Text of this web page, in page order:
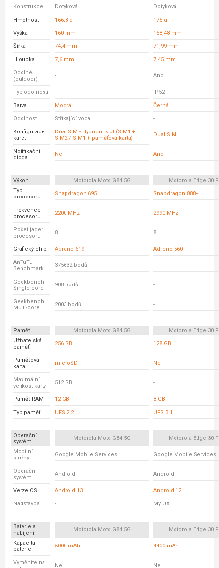
Konstrukce Dotyková Dotyková
Hmotnost 166,8 g 175 g
Výška 160 mm 158,48 mm
Šířka 74,4 mm 71,99 mm
Hloubka 7,6 mm 7,45 mm
Odolné
(outdoor)
- Ano
Typ odolnosti - IP52
Barva Modrá Černá
Odolnost Stříkající voda -
Konfigurace
karet
Dual SIM - Hybridní slot (SIM1 +
SIM2 / SIM1 + paměťová karta)
Dual SIM
Notifikační
dioda
Ne Ano
Výkon Motorola Moto G84 5G
Motorola Edge 30
Typ
procesoru
Snapdragon 695 Snapdragon 888+
Frekvence
procesoru
2200 MHz 2990 MHz
Počet jader
procesoru
8 8
Grafický chip Adreno 619 Adreno 660
AnTuTu
Benchmark
375632 bodů -
Geekbench
Single-core
908 bodů -
Geekbench
Multi-core
2003 bodů -
Paměť Motorola Moto G84 5G
Motorola Edge 30
Uživatelská
paměť
256 GB 128 GB
Paměťová
karta
microSD Ne
Maximální
velikost karty
512 GB -
Paměť RAM 12 GB 8 GB
Typ paměti UFS 2.2 UFS 3.1
Operační
systém
Motorola Moto G84 5G Motorola Edge 30
Mobilní
služby
Google Mobile Services Google Mobile Services
Operační
systém
Android Android
Verze OS Android 13 Android 12
Nadstavba - My UX
Baterie a
nabíjení
Motorola Moto G84 5G Motorola Edge 30
Kapacita
baterie
5000 mAh 4400 mAh
Vyměnitelná
Ne Ne